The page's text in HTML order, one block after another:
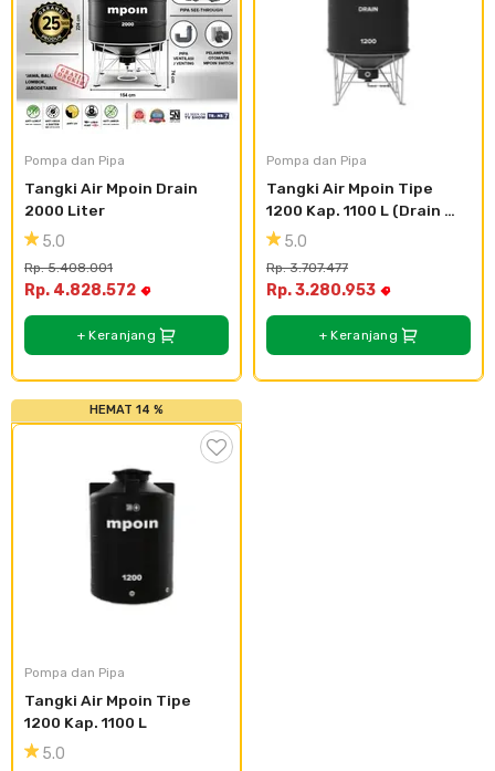
Plafon & Partisi
Sanitari & Aksesorisnya
Peralatan & Perkakas
Aksesoris Perabot
Scaffolding
Konstruksi
Atap & Lantai
Material Alam
Besi Profil & Plat
Besi Profil & Baja
Semen & Sejenisnya
Sistem Elektrikal
Pompa dan Pipa
Pompa dan Pipa
Tangki Air Mpoin Drain
2000 Liter
5.0
Rp. 5.408.001
Rp. 4.828.572
+ Keranjang
Pompa dan Pipa
Tangki Air Mpoin Tipe
1200 Kap. 1100 L (Drain
Series)
5.0
Rp. 3.707.477
Rp. 3.280.953
+ Keranjang
HEMAT 14 %
Pompa dan Pipa
Tangki Air Mpoin Tipe
1200 Kap. 1100 L
5.0